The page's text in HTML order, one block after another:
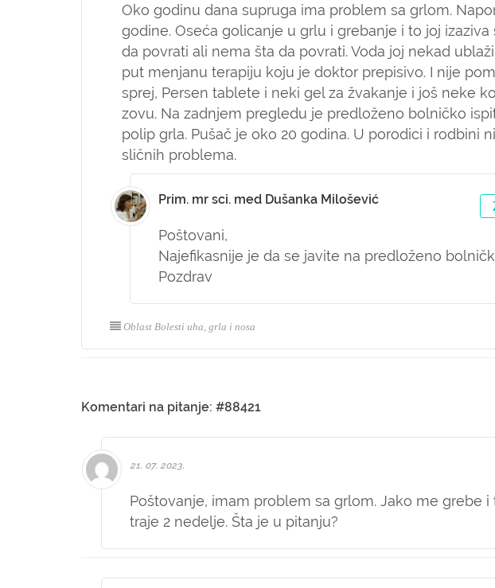
Oko godinu dana supruga ima problem sa grlom.
godine. Oseća golicanje u grlu i grebanje i to joj
da povrati ali nema šta da povrati. Voda joj nekad
put menjanu terapiju koju je doktor prepisivo. I nije
sprej, Persen tablete i neki gel za žvakanje i još neke
zovu. Na zadnjem pregledu je predloženo bolničko
polip grla. Pušač je oko 20 godina. U porodici i rodbini
sličnih problema.
Prim. mr sci. med Dušanka Milošević
Poštovani,
Najefikasnije je da se javite na predloženo
Pozdrav
Oblast Bolesti uha, grla i nosa
Komentari na pitanje: #88421
21. 07. 2023.
Poštovanje, imam problem sa grlom. Jako me grebe i
traje 2 nedelje. Šta je u pitanju?